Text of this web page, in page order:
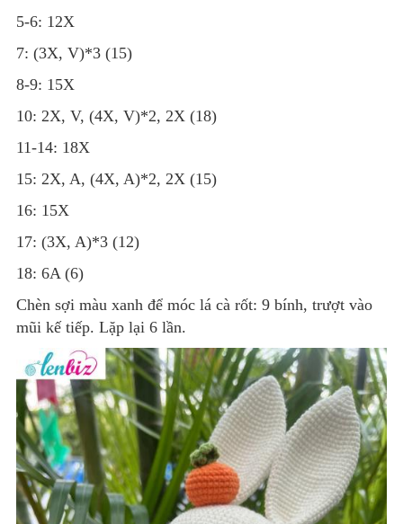
5-6: 12X
7: (3X, V)*3 (15)
8-9: 15X
10: 2X, V, (4X, V)*2, 2X (18)
11-14: 18X
15: 2X, A, (4X, A)*2, 2X (15)
16: 15X
17: (3X, A)*3 (12)
18: 6A (6)
Chèn sợi màu xanh để móc lá cà rốt: 9 bính, trượt vào
mũi kế tiếp. Lặp lại 6 lần.